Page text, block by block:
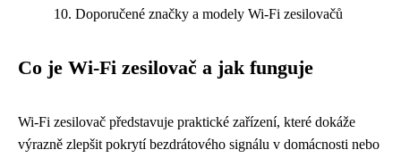
Doporučené značky a modely Wi-Fi zesilovačů
Co je Wi-Fi zesilovač a jak funguje
Wi-Fi zesilovač představuje praktické zařízení, které dokáže
výrazně zlepšit pokrytí bezdrátového signálu v domácnosti nebo